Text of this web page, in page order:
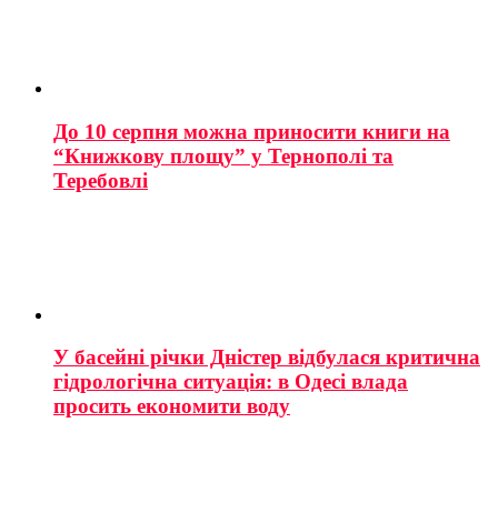
До 10 серпня можна приносити книги на
“Книжкову площу” у Тернополі та
Теребовлі
У басейні річки Дністер відбулася критична
гідрологічна ситуація: в Одесі влада
просить економити воду